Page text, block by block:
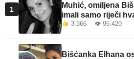
1
Muhić, omiljena
imali samo riječi
3.366 👁 95.420
Bišćanka Elhana